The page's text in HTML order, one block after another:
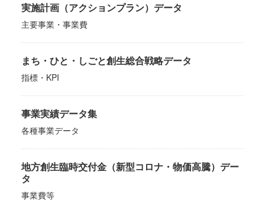
実施計画（アクションプラン）データ
主要事業・事業費
まち・ひと・しごと創生総合戦略データ
指標・KPI
事業実績データ集
各種事業データ
地方創生臨時交付金（新型コロナ・物価高騰）デー
タ
事業費等